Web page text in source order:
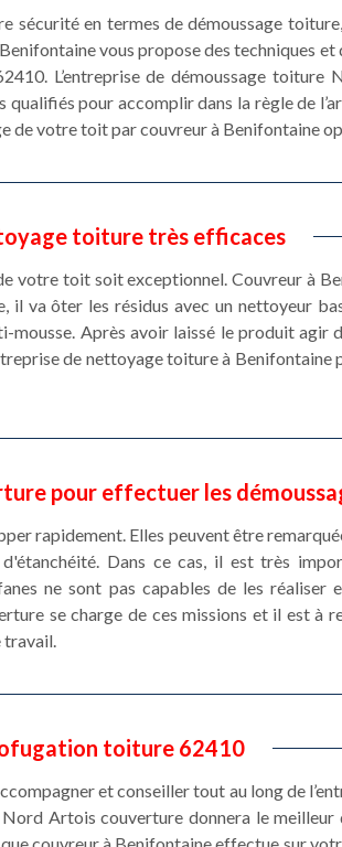
sécurité en termes de démoussage
vous propose des techniques et
L’entreprise de démoussage
pour accomplir dans la règle de
de votre toit par couvreur à Benifontaine
toiture très efficaces
votre toit soit exceptionnel. Couvreur à
il va ôter les résidus avec un nettoyeur
Après avoir laissé le produit agir
de nettoyage toiture à
pour effectuer les
rapidement. Elles peuvent être
Dans ce cas, il est très
ne sont pas capables de les réaliser
se charge de ces missions et il est à
travail.
toiture 62410
et conseiller tout au long de
Artois couverture donnera le meilleur